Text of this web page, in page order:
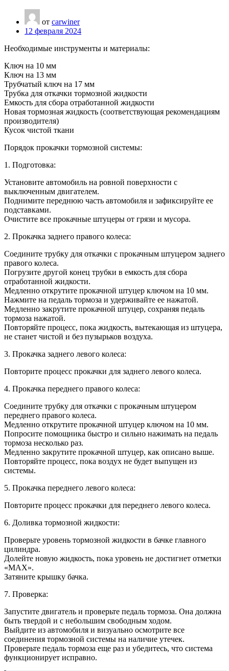
от carwiner
12 февраля 2024
Необходимые инструменты и материалы:
Ключ на 10 мм
Ключ на 13 мм
Трубчатый ключ на 17 мм
Трубка для откачки тормозной жидкости
Емкость для сбора отработанной жидкости
Новая тормозная жидкость (соответствующая рекомендациям
производителя)
Кусок чистой ткани
Порядок прокачки тормозной системы:
1. Подготовка:
Установите автомобиль на ровной поверхности с
выключенным двигателем.
Поднимите переднюю часть автомобиля и зафиксируйте ее
подставками.
Очистите все прокачные штуцеры от грязи и мусора.
2. Прокачка заднего правого колеса:
Соедините трубку для откачки с прокачным штуцером заднего
правого колеса.
Погрузите другой конец трубки в емкость для сбора
отработанной жидкости.
Медленно открутите прокачной штуцер ключом на 10 мм.
Нажмите на педаль тормоза и удерживайте ее нажатой.
Медленно закрутите прокачной штуцер, сохраняя педаль
тормоза нажатой.
Повторяйте процесс, пока жидкость, вытекающая из штуцера,
не станет чистой и без пузырьков воздуха.
3. Прокачка заднего левого колеса:
Повторите процесс прокачки для заднего левого колеса.
4. Прокачка переднего правого колеса:
Соедините трубку для откачки с прокачным штуцером
переднего правого колеса.
Медленно открутите прокачной штуцер ключом на 10 мм.
Попросите помощника быстро и сильно нажимать на педаль
тормоза несколько раз.
Медленно закрутите прокачной штуцер, как описано выше.
Повторяйте процесс, пока воздух не будет выпущен из
системы.
5. Прокачка переднего левого колеса:
Повторите процесс прокачки для переднего левого колеса.
6. Доливка тормозной жидкости:
Проверьте уровень тормозной жидкости в бачке главного
цилиндра.
Долейте новую жидкость, пока уровень не достигнет отметки
«MAX».
Затяните крышку бачка.
7. Проверка:
Запустите двигатель и проверьте педаль тормоза. Она должна
быть твердой и с небольшим свободным ходом.
Выйдите из автомобиля и визуально осмотрите все
соединения тормозной системы на наличие утечек.
Проверьте педаль тормоза еще раз и убедитесь, что система
функционирует исправно.